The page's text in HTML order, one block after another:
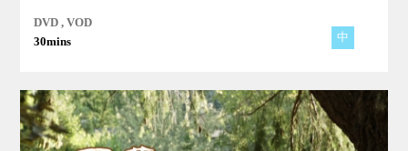
DVD , VOD
30mins
中